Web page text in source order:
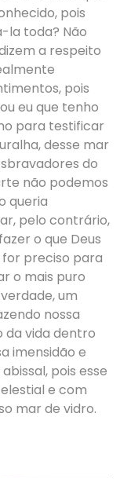
pois
la toda? Não
a respeito
pois
eu que tenho
para testificar
desse mar
do
não podemos
queria
pelo contrário,
o que Deus
preciso para
o mais puro
um
nossa
da vida dentro
imensidão e
pois esse
e com
mar de vidro.